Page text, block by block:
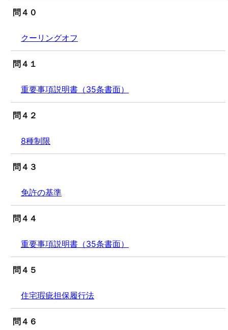
問４０
クーリングオフ
問４１
重要事項説明書（35条書面）
問４２
8種制限
問４３
免許の基準
問４４
重要事項説明書（35条書面）
問４５
住宅瑕疵担保履行法
問４６